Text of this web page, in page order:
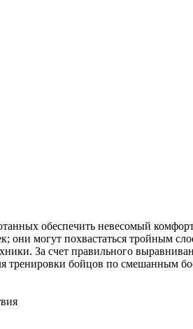
обеспечить невесомый
могут похвастаться тройным
За счет правильного
тренировки бойцов по смешанным